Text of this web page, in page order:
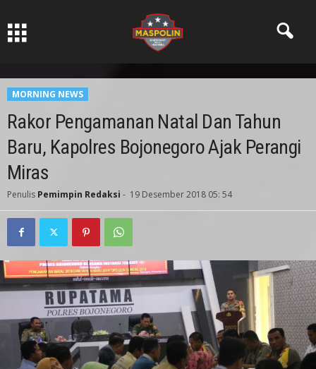
MORNING NEWS
Rakor Pengamanan Natal Dan Tahun
Baru, Kapolres Bojonegoro Ajak Perangi
Miras
Penulis Pemimpin Redaksi - 19 Desember 2018 05: 54